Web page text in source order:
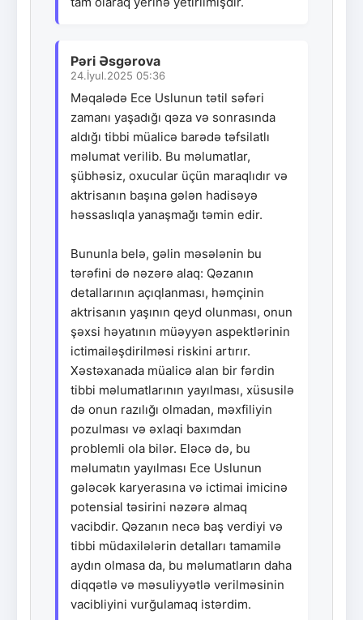
Pəri Əsgərova
24.İyul.2025 05:36
Məqalədə Ece Uslunun tətil səfəri
zamanı yaşadığı qəza və sonrasında
aldığı tibbi müalicə barədə təfsilatlı
məlumat verilib. Bu məlumatlar,
şübhəsiz, oxucular üçün maraqlıdır və
aktrisanın başına gələn hadisəyə
həssaslıqla yanaşmağı təmin edir.
Bununla belə, gəlin məsələnin bu
tərəfini də nəzərə alaq: Qəzanın
detallarının açıqlanması, həmçinin
aktrisanın yaşının qeyd olunması, onun
şəxsi həyatının müəyyən aspektlərinin
ictimailəşdirilməsi riskini artırır.
Xəstəxanada müalicə alan bir fərdin
tibbi məlumatlarının yayılması, xüsusilə
də onun razılığı olmadan, məxfiliyin
pozulması və əxlaqi baxımdan
problemli ola bilər. Eləcə də, bu
məlumatın yayılması Ece Uslunun
gələcək karyerasına və ictimai imicinə
potensial təsirini nəzərə almaq
vacibdir. Qəzanın necə baş verdiyi və
tibbi müdaxilələrin detalları tamamilə
aydın olmasa da, bu məlumatların daha
diqqətlə və məsuliyyətlə verilməsinin
vacibliyini vurğulamaq istərdim.